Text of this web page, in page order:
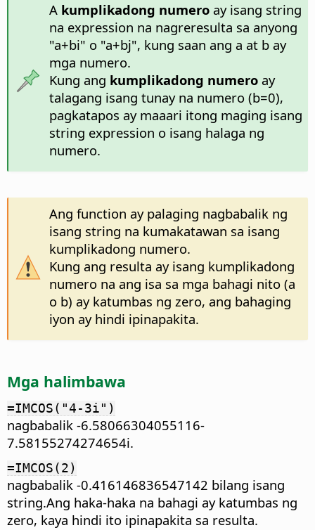
Akumplikadong numeroay isang string
na expression na nagreresulta sa anyong
"a+bi" o "a+bj", kung saan ang a at b ay
mga numero.
Kung ang kumplikadong numeroay
talagang isang tunay na numero (b=0),
pagkatapos ay maaari itong maging isang
string expression o isang halaga ng
numero.
Ang function ay palaging nagbabalik ng
isang string na kumakatawan sa isang
kumplikadong numero.
Kung ang resulta ay isang kumplikadong
numero na ang isa sa mga bahagi nito (a
o b) ay katumbas ng zero, ang bahaging
iyon ay hindi ipinapakita.
Mga halimbawa
=IMCOS("4-3i")
nagbabalik -6.58066304055116-
7.58155274274654i.
=IMCOS(2)
nagbabalik -0.416146836547142 bilang isang
string.Ang haka-haka na bahagi ay katumbas ng
zero, kaya hindi ito ipinapakita sa resulta.